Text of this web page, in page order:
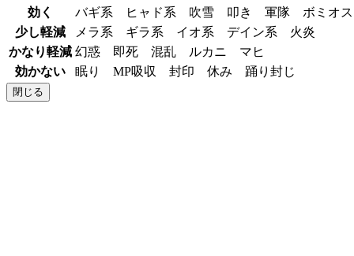
効く
バギ系 ヒャド系 吹雪 叩き 軍隊 ボミ
少し軽減
メラ系 ギラ系 イオ系 デイン系 火炎
かなり軽減 幻惑 即死 混乱 ルカニ マヒ
効かない
眠り MP吸収 封印 休み 踊り封じ
閉じる